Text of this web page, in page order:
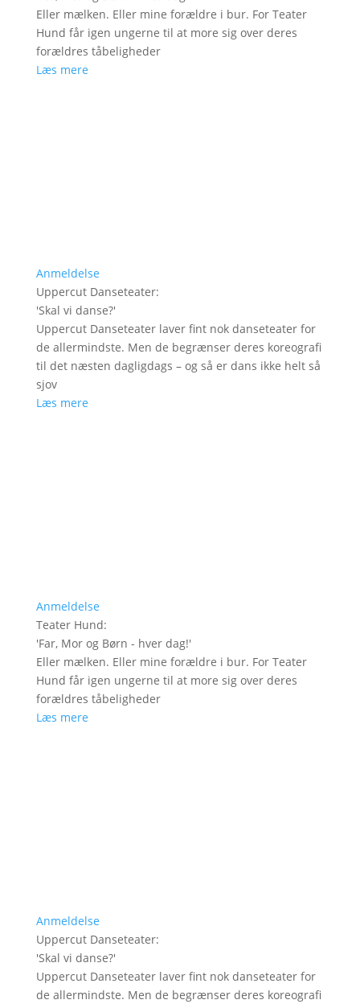
Eller mælken. Eller mine forældre i bur. For Teater
Hund får igen ungerne til at more sig over deres
forældres tåbeligheder
Læs mere
Anmeldelse
Uppercut Danseteater:
'Skal vi danse?'
Uppercut Danseteater laver fint nok danseteater for
de allermindste. Men de begrænser deres koreografi
til det næsten dagligdags – og så er dans ikke helt så
sjov
Læs mere
Anmeldelse
Teater Hund:
'Far, Mor og Børn - hver dag!'
Eller mælken. Eller mine forældre i bur. For Teater
Hund får igen ungerne til at more sig over deres
forældres tåbeligheder
Læs mere
Anmeldelse
Uppercut Danseteater:
'Skal vi danse?'
Uppercut Danseteater laver fint nok danseteater for
de allermindste. Men de begrænser deres koreografi